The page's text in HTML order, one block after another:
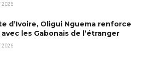
2026
d’Ivoire, Oligui Nguema renforce
les Gabonais de l’étranger
2026